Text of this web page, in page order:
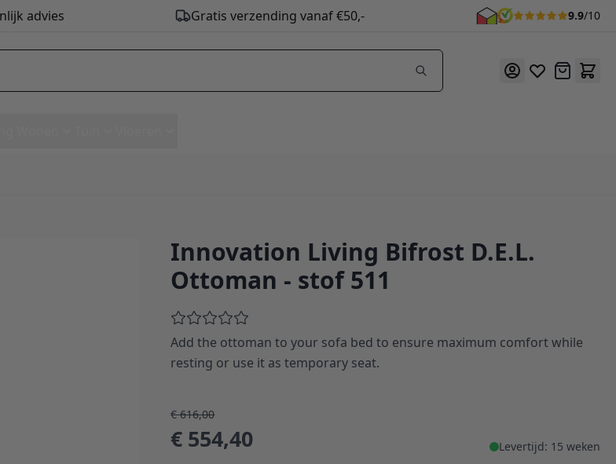
advies Gratis verzending vanaf €50,- 9.9/10
Offerte
- stof 511
Innovation Living Bifrost D.E.L.
Ottoman - stof 511
Add the ottoman to your sofa bed to ensure maximum comfort while
resting or use it as temporary seat.
€ 616,00
€ 554,40 Levertijd: 15 weken